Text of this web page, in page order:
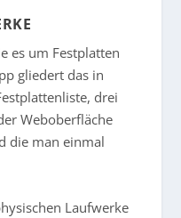
es um Festplatten
gliedert das in
drei
Weboberfläche
die man einmal
Laufwerke